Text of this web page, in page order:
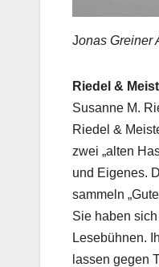
Jonas Greiner
Riedel &
Susanne M.
Riedel &
zwei „alten
und Eigenes.
sammeln
Sie haben
Lesebühnen.
lassen gegen